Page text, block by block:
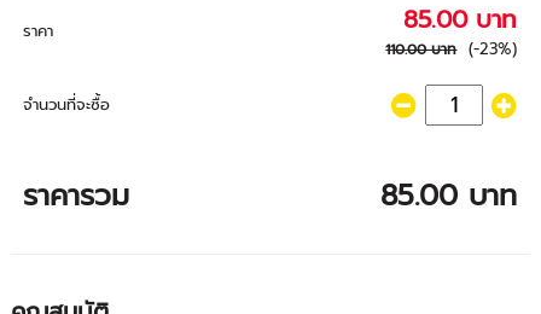
ราคา 85.00 บาท
110.00 บาท (-23%)
จำนวนที่จะซื้อ
ราคารวม 85.00 บาท